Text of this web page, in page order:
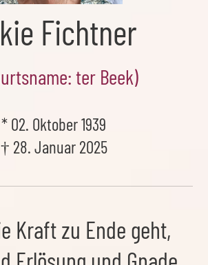
Fichtner
ter Beek)
* 02. Oktober 1939
† 28. Januar 2025
Kraft zu Ende geht,